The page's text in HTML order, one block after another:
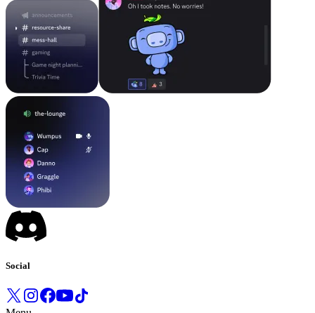
Social